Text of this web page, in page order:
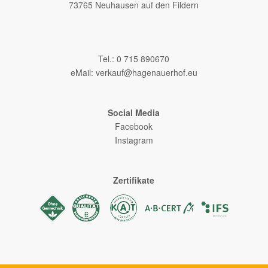
73765 Neuhausen auf den Fildern
Tel.: 0 715 890670
eMail: verkauf@hagenauerhof.eu
Social Media
Facebook
Instagram
Zertifikate